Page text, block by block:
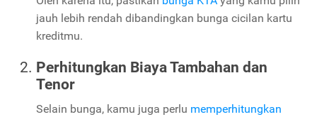
jauh lebih rendah dibandingkan bunga cicilan kartu
kreditmu.
Perhitungkan Biaya Tambahan dan
Tenor
Selain bunga, kamu juga perlu memperhitungkan